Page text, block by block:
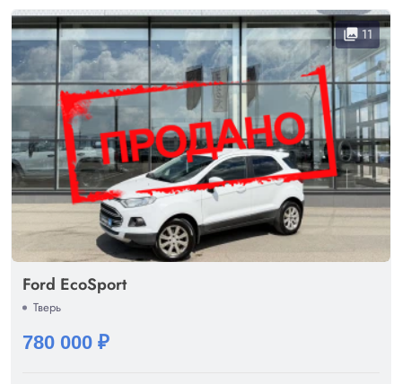
collections 11
Ford EcoSport
Тверь
780 000 ₽